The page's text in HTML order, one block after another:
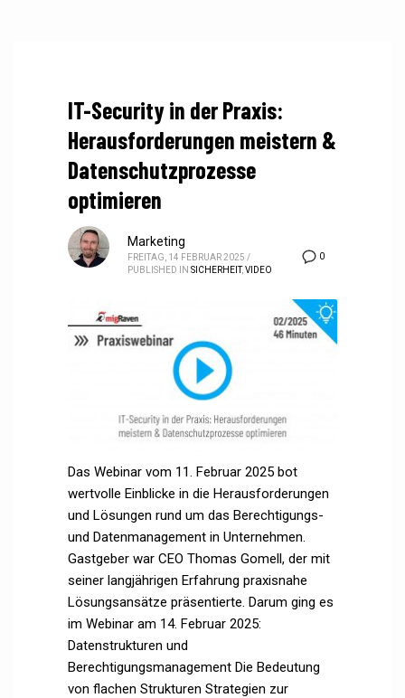
IT-Security in der Praxis:
Herausforderungen meistern &
Datenschutzprozesse
optimieren
0
Marketing
FREITAG, 14 FEBRUAR 2025 /
PUBLISHED IN SICHERHEIT,VIDEO
Das Webinar vom 11. Februar 2025 bot
wertvolle Einblicke in die Herausforderungen
und Lösungen rund um das Berechtigungs-
und Datenmanagement in Unternehmen.
Gastgeber war CEO Thomas Gomell, der mit
seiner langjährigen Erfahrung praxisnahe
Lösungsansätze präsentierte. Darum ging es
im Webinar am 14. Februar 2025:
Datenstrukturen und
Berechtigungsmanagement Die Bedeutung
von flachen Strukturen Strategien zur